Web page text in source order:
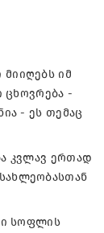
იმ
ცხოვრება -
- ეს თემაც
კვლავ ერთად
სოფლის